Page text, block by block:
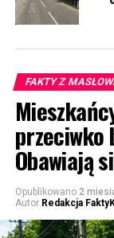
FAKTY Z
przeciwko
Obawiają
Opublikowano 2
Autor Redakcja